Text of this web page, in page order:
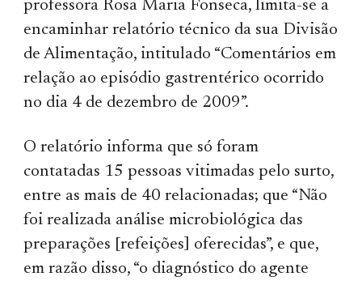
professora Rosa Maria Fonseca, limita-se a
encaminhar relatório técnico da sua Divisão
de Alimentação, intitulado “Comentários em
relação ao episódio gastrentérico ocorrido
no dia 4 de dezembro de 2009”.
O relatório informa que só foram
contatadas 15 pessoas vitimadas pelo surto,
entre as mais de 40 relacionadas; que “Não
foi realizada análise microbiológica das
preparações [refeições] oferecidas”, e que,
em razão disso, “o diagnóstico do agente